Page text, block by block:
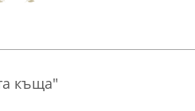
къща"